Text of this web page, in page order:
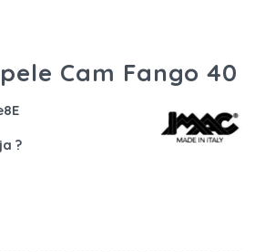
Cam Fango 40
?